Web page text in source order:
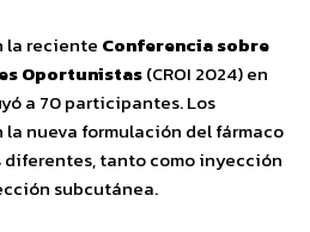
la reciente Conferencia sobre
Oportunistas(CROI 2024) en
a 70 participantes. Los
nueva formulación del fármaco
tanto como inyección
subcutánea.